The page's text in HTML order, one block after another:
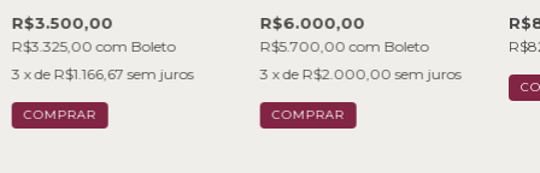
Wauja
R$3.500,00
R$3.325,00com Boleto
3 x de R$1.166,67 sem juros
Etnia Mehinako
R$6.000,00
R$5.700,00com Boleto
3 x de R$2.000,00 sem juros